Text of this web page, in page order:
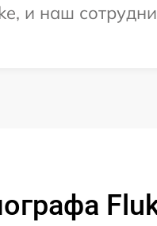
и наш